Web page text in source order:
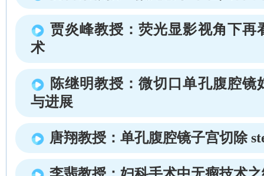
贾炎峰教授：荧光显影视角下再
术
陈继明教授：微切口单孔腹腔镜
与进展
唐翔教授：单孔腹腔镜子宫切除